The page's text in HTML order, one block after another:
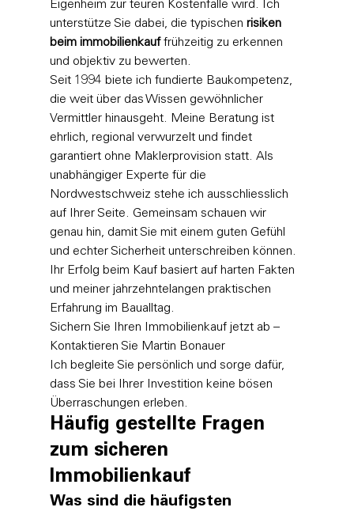
Eigenheim zur teuren Kostenfalle wird. Ich
unterstütze Sie dabei, die typischen risiken
beim immobilienkauf frühzeitig zu erkennen
und objektiv zu bewerten.
Seit 1994 biete ich fundierte Baukompetenz,
die weit über das Wissen gewöhnlicher
Vermittler hinausgeht. Meine Beratung ist
ehrlich, regional verwurzelt und findet
garantiert ohne Maklerprovision statt. Als
unabhängiger Experte für die
Nordwestschweiz stehe ich ausschliesslich
auf Ihrer Seite. Gemeinsam schauen wir
genau hin, damit Sie mit einem guten Gefühl
und echter Sicherheit unterschreiben können.
Ihr Erfolg beim Kauf basiert auf harten Fakten
und meiner jahrzehntelangen praktischen
Erfahrung im Baualltag.
Sichern Sie Ihren Immobilienkauf jetzt ab –
Kontaktieren Sie Martin Bonauer
Ich begleite Sie persönlich und sorge dafür,
dass Sie bei Ihrer Investition keine bösen
Überraschungen erleben.
Häufig gestellte Fragen
zum sicheren
Immobilienkauf
Was sind die häufigsten